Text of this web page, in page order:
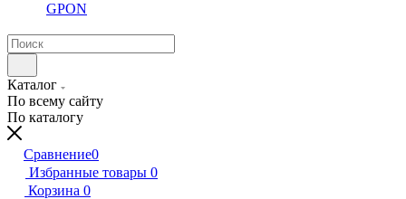
GPON
Каталог
По всему сайту
По каталогу
Сравнение0
Избранные товары 0
Корзина 0